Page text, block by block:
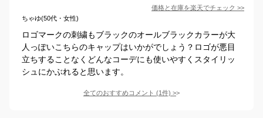
価格と在庫を楽天でチェック >>
ちゃゆ(50代・女性)
ロゴマークの刺繍もブラックのオールブラックカラーが大
人っぽいこちらのキャップはいかがでしょう？ロゴが悪目
立ちすることなくどんなコーデにも使いやすくスタイリッ
シュにかぶれると思います。
全てのおすすめコメント (1件) >